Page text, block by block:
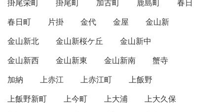
掛尾栄町 掛尾町 加古町 鹿島町
春日
春日町
片掛 金代 金屋
金山新
金山新北
金山新桜ケ丘
金山新中
金山新西
金山新東 金山新南
蟹寺
加納
上赤江 上赤江町
上飯野
上飯野新町
上今町 上大浦
上大久保